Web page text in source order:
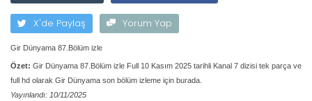
X'de Paylaş Yorum Yap
Gir Dünyama 87.Bölüm izle
Özet: Gir Dünyama 87.Bölüm izle Full 10 Kasım 2025 tarihli Kanal 7 dizisi tek parça ve
full hd olarak Gir Dünyama son bölüm izleme için burada.
Yayınlandı: 10/11/2025